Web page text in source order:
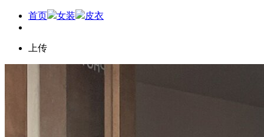
首页 女装 皮衣
上传